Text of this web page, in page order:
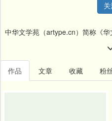
文
名
人
中华文学苑（artype.cn）简称《
画爱好者、国漫爱好者、设计师
平台。 欢迎愿为国粹，国漫，国
传，交流, 《华文苑》愿与您共
作品 文章 收藏 粉